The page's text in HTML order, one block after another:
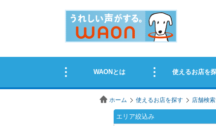
ホーム 使えるお店を探す 店舗検索
エリア絞込み